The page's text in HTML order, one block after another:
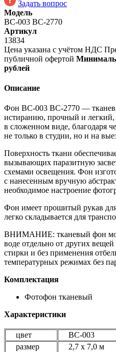
Задать вопрос
Модель
BC-003 ВС-2770
Артикул
13834
Цена указана с учётом НДС
публичной офертой
рублей
Описание
Фон BC-003 ВС-2770 —
истиранию, прочный и легкий,
в сложенном виде, благодаря
не только в студии, но и на
Поверхность ткани
вызывающих паразитную
схемами освещения. Фон
с нанесенным вручную
необходимое настроение
Фон имеет прошитый рукав
легко складывается для
ВНИМАНИЕ: тканевый фон
воде отдельно от других
стирки и без применения
температурных режимах без
Комплектация
Фотофон тканевый
Характеристики
цвет
BC-003
размер
2,7 х 7,0 м